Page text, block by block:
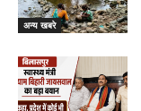
अन्य खबरे